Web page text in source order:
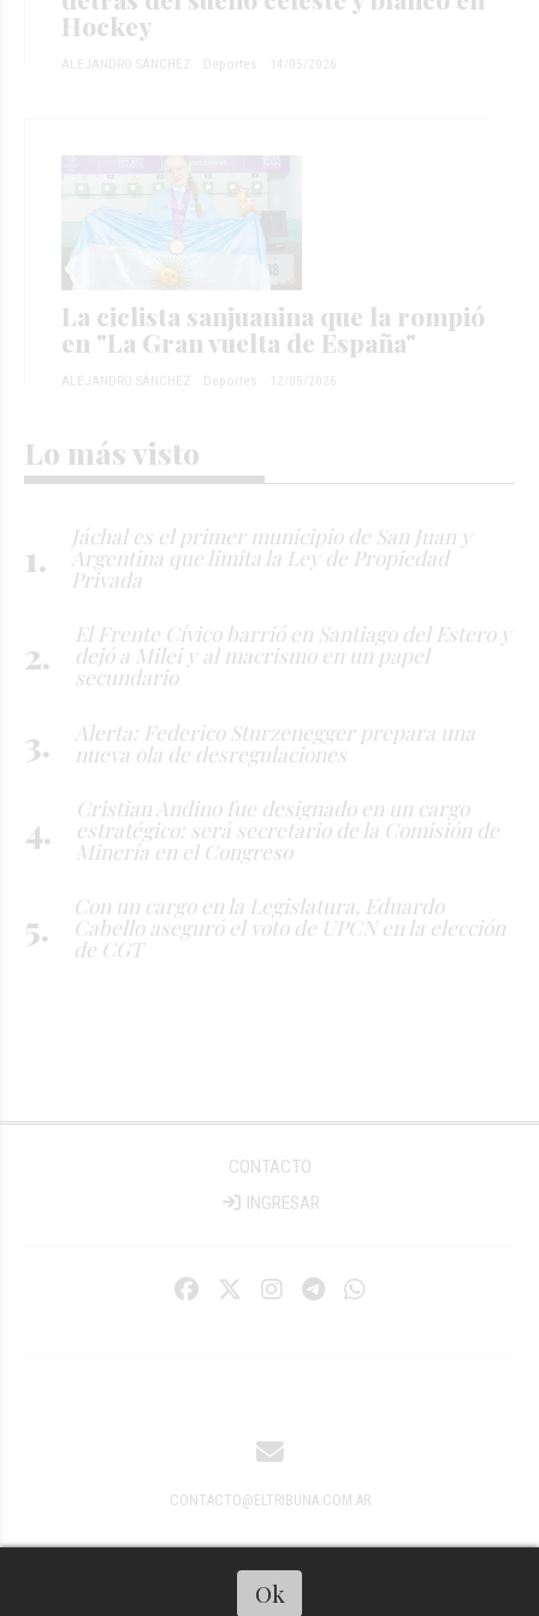
Hockey
ALEJANDRO SÁNCHEZ Deportes 14/05/2026
La ciclista sanjuanina que la rompió
en "La Gran vuelta de España"
ALEJANDRO SÁNCHEZ Deportes 12/05/2026
Lo más visto
Jáchal es el primer municipio de San Juan y
Argentina que limita la Ley de Propiedad
Privada
El Frente Cívico barrió en Santiago del Estero y
dejó a Milei y al macrismo en un papel
secundario
Alerta: Federico Sturzenegger prepara una
nueva ola de desregulaciones
Cristian Andino fue designado en un cargo
estratégico: será secretario de la Comisión de
Minería en el Congreso
Con un cargo en la Legislatura, Eduardo
Cabello aseguró el voto de UPCN en la elección
de CGT
CONTACTO
INGRESAR
CONTACTO@ELTRIBUNA.COM.AR
Ok